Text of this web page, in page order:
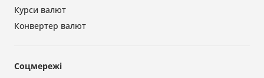
Курси валют
Конвертер валют
Соцмережі